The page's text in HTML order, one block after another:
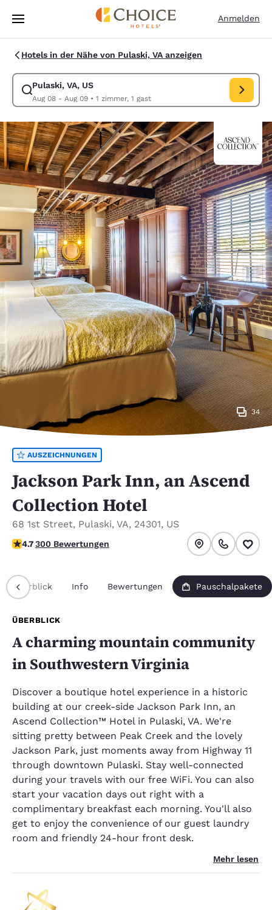
Weiter Zu Hauptinhalt
Anmelden
Hotels in der Nähe von Pulaski, VA anzeigen
Pulaski, VA, US
Aug 08 - Aug 09• 1 zimmer, 1 gast
Suche für Pulaski, VA, US ändern. Check-in-Datum Aug 08, Check-out-
34
AUSZEICHNUNGEN
Jackson Park Inn, an Ascend
Collection Hotel
68 1st Street, Pulaski, VA, 24301, US
4.68-Sterne-Bewertung. Außergewöhnlich.
4.7300 Bewertungen
Überblick Info Bewertungen Pauschalpakete
ÜBERBLICK
A charming mountain community
in Southwestern Virginia
Discover a boutique hotel experience in a historic
building at our creek-side Jackson Park Inn, an
Ascend Collection™ Hotel in Pulaski, VA. We're
sitting pretty between Peak Creek and the lovely
Jackson Park, just moments away from Highway 11
through downtown Pulaski. Stay well-connected
during your travels with our free WiFi. You can also
start your vacation days out right with a
complimentary breakfast each morning. You'll also
get to enjoy the convenience of our guest laundry
room and friendly 24-hour front desk.
Mehr lesen